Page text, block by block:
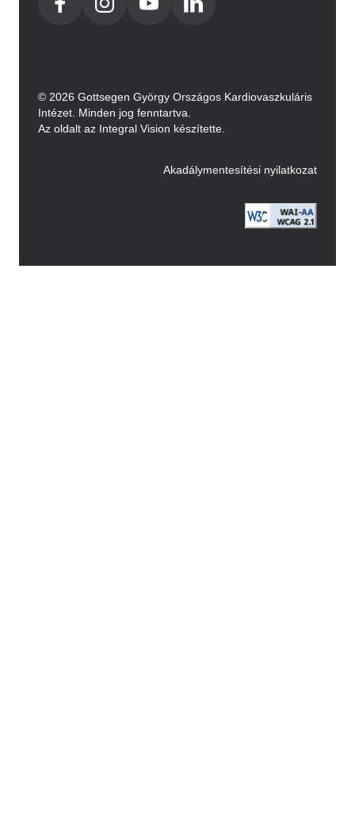
© 2026 Gottsegen György Országos Kardiovaszkuláris
Intézet. Minden jog fenntartva.
Az oldalt az Integral Vision készítette.
Akadálymentesítési nyilatkozat
Image